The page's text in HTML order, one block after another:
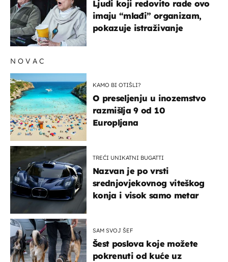
Ljudi koji redovito rade ovo
imaju “mlađi” organizam,
pokazuje istraživanje
NOVAC
KAMO BI OTIŠLI?
O preseljenju u inozemstvo
razmišlja 9 od 10
Europljana
TREĆI UNIKATNI BUGATTI
Nazvan je po vrsti
srednjovjekovnog viteškog
konja i visok samo metar
SAM SVOJ ŠEF
Šest poslova koje možete
pokrenuti od kuće uz